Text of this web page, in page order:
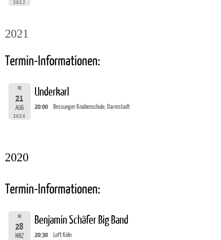
2022
2021
Termin-Informationen:
FR
21
AUG
2020
Underkarl
20:00 Bessunger Knabenschule, Darmstadt
2020
Termin-Informationen:
MI
28
MRZ
Benjamin Schäfer Big Band
20:30 Loft Köln